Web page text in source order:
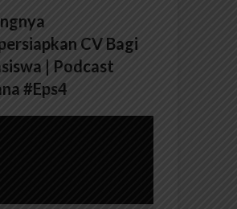
CV Bagi
| Podcast
#Eps4